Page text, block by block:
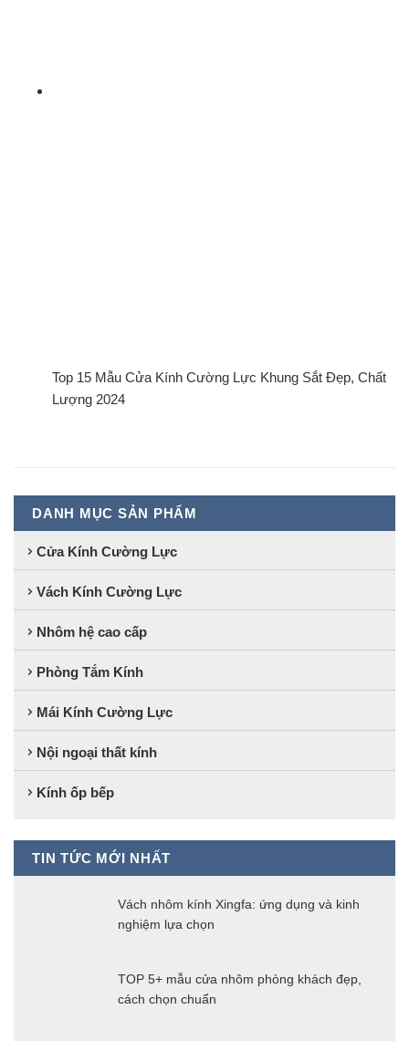
DANH MỤC SẢN PHẨM
Cửa Kính Cường Lực
Vách Kính Cường Lực
Nhôm hệ cao cấp
Phòng Tắm Kính
Mái Kính Cường Lực
Nội ngoại thất kính
Kính ốp bếp
TIN TỨC MỚI NHẤT
Vách nhôm kính Xingfa: ứng dụng và kinh
nghiệm lựa chọn
TOP 5+ mẫu cửa nhôm phòng khách đẹp,
cách chọn chuẩn
Top 15 Mẫu Cửa Kính Cường Lực Khung Sắt Đẹp, Chất
Lượng 2024